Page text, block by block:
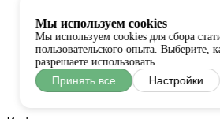
Мы используем cookies
Мы используем cookies для сбора
пользовательского опыта. Выберите,
разрешаете использовать.
Принять все Настройки